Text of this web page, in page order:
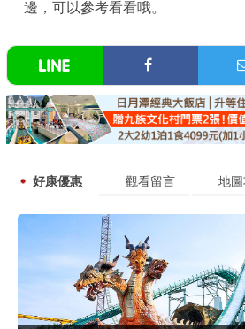
邊，可以參考看看哦。
好康優惠 觀看留言 地